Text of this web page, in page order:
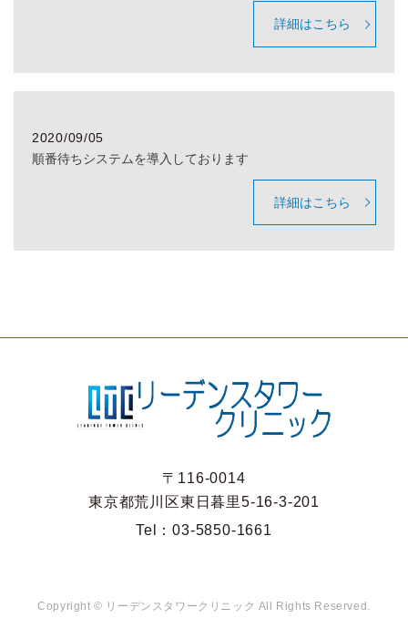
詳細はこちら
2020/09/05
順番待ちシステムを導入しております
詳細はこちら
〒116-0014
東京都荒川区東日暮里5-16-3-201
Tel：03-5850-1661
Copyright © リーデンスタワークリニック All Rights Reserved.